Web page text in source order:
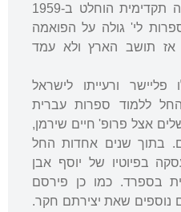
הפואמה בשם עט. בהחלטה תקדימית הוחלט ב-1959
לי' גולה על הפואמה
תושב הארץ ולא עמד
ב-1960, עלו פליישר ורעייתו לישראל
החל ללמוד ספרות עברית
אצל פרופ' חיים שירמן,
בתוך שנים אחדות החל
בפיוטיו של יוסף אבן
בספרד. כמו כן פירסם
נוספים שאת יצירתם חקר.